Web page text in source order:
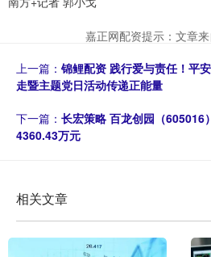
嘉正网配资提示：文章
上一篇： 锦鲤配资 践行爱与责任！平
走暨主题党日活动传递正能量
下一篇： 长宏策略 百龙创园（605016
4360.43万元
相关文章